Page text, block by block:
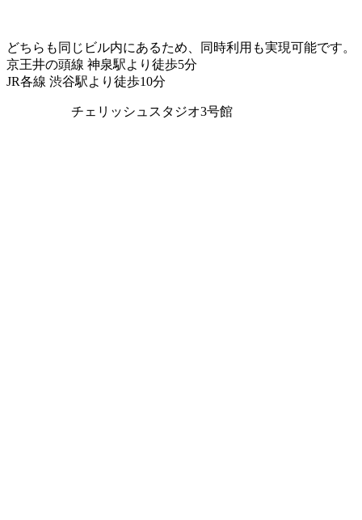
どちらも同じビル内にあるため、同時利用も実現可能です。
京王井の頭線 神泉駅より徒歩5分
JR各線 渋谷駅より徒歩10分
チェリッシュスタジオ3号館